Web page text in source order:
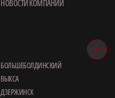
НОВОСТИ КОМПАНИИ
БОЛЬШЕБОЛДИНСКИЙ
ВЫКСА
ДЗЕРЖИНСК